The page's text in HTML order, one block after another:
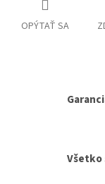
OPÝTAŤ SA
Všetko